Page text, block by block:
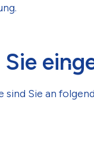
sind Sie an